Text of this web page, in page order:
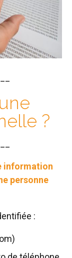
?
information
personne
: